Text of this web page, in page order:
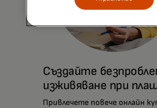
Създайте
изживяване при
Привлечете повече онлайн